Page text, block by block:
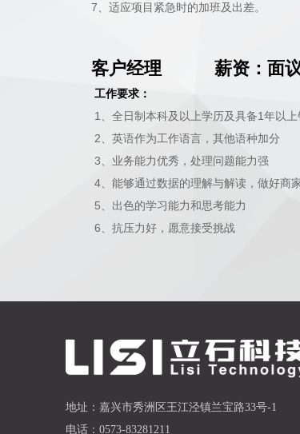
7、适应项目紧急时的加班及出差。
工作要求：
1、全日制本科及以上学历及具备1年以
2、英语作为工作语言，其他语种加分
3、业务能力优秀，处理问题能力强
4、能够通过数据的理解与解读，做好商
5、出色的学习能力和思考能力
6、抗压力好，愿意接受挑战
客户经理 薪资：面
地址： 嘉兴市秀洲区王江泾镇兰宝路33号-1
电话： 0573-83281211